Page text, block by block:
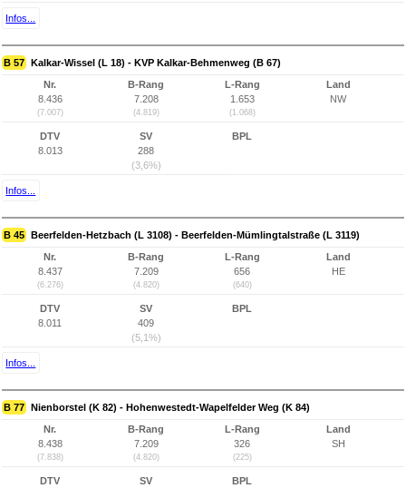
Infos...
B 57 Kalkar-Wissel (L 18) - KVP Kalkar-Behmenweg (B 67)
Nr.
8.436
(7.007)
B-Rang
7.208
(4.819)
L-Rang
1.653
(1.068)
Land
NW
DTV
8.013
SV
288
(3,6%)
BPL
Infos...
B 45 Beerfelden-Hetzbach (L 3108) - Beerfelden-Mümlingtalstraße (L 3119)
Nr.
8.437
(6.276)
B-Rang
7.209
(4.820)
L-Rang
656
(640)
Land
HE
DTV
8.011
SV
409
(5,1%)
BPL
Infos...
B 77 Nienborstel (K 82) - Hohenwestedt-Wapelfelder Weg (K 84)
Nr.
8.438
(7.838)
B-Rang
7.209
(4.820)
L-Rang
326
(225)
Land
SH
DTV
SV
BPL